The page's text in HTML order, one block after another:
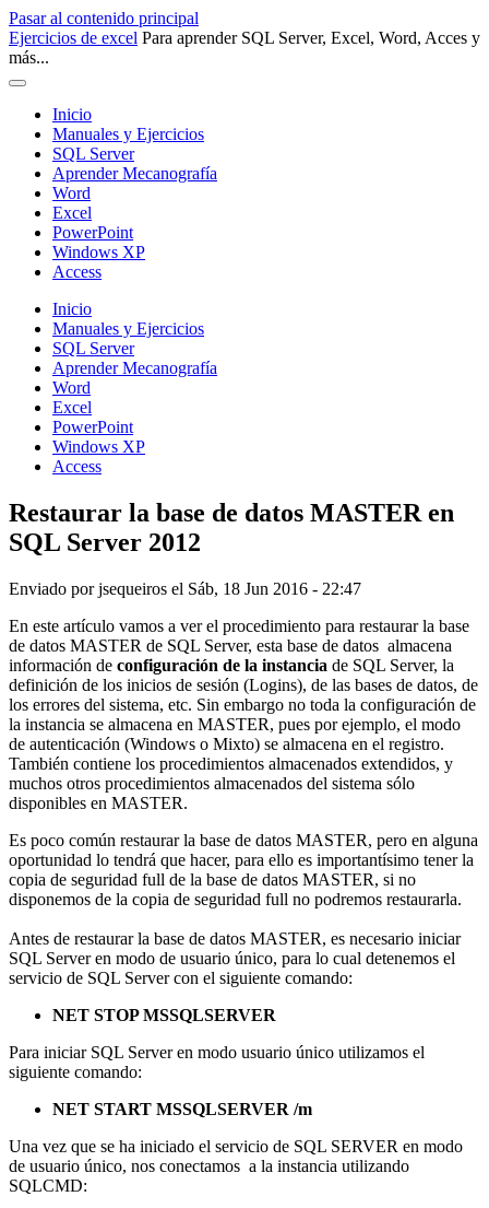
Pasar al contenido principal
Ejercicios de excel Para aprender SQL Server, Excel, Word, Acces y
más...
Inicio
Manuales y Ejercicios
SQL Server
Aprender Mecanografía
Word
Excel
PowerPoint
Windows XP
Access
Inicio
Manuales y Ejercicios
SQL Server
Aprender Mecanografía
Word
Excel
PowerPoint
Windows XP
Access
Restaurar la base de datos MASTER en
SQL Server 2012
Enviado porjsequeiros el Sáb, 18 Jun 2016 - 22:47
En este artículo vamos a ver el procedimiento para restaurar la base
de datos MASTER de SQL Server, esta base de datos almacena
información de configuración de la instancia de SQL Server, la
definición de los inicios de sesión (Logins), de las bases de datos, de
los errores del sistema, etc. Sin embargo no toda la configuración de
la instancia se almacena en MASTER, pues por ejemplo, el modo
de autenticación (Windows o Mixto) se almacena en el registro.
También contiene los procedimientos almacenados extendidos, y
muchos otros procedimientos almacenados del sistema sólo
disponibles en MASTER.
Es poco común restaurar la base de datos MASTER, pero en alguna
oportunidad lo tendrá que hacer, para ello es importantísimo tener la
copia de seguridad full de la base de datos MASTER, si no
disponemos de la copia de seguridad full no podremos restaurarla.
Antes de restaurar la base de datos MASTER, es necesario iniciar
SQL Server en modo de usuario único, para lo cual detenemos el
servicio de SQL Server con el siguiente comando:
NET STOP MSSQLSERVER
Para iniciar SQL Server en modo usuario único utilizamos el
siguiente comando:
NET START MSSQLSERVER /m
Una vez que se ha iniciado el servicio de SQL SERVER en modo
de usuario único, nos conectamos a la instancia utilizando
SQLCMD: